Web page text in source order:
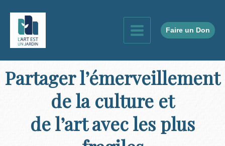
contenu
Main
Menu
Faire un Don
Partager l’émerveillement
de la culture et
de l’art avec les plus